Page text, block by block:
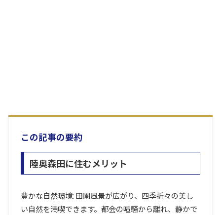
この記事の要約
陸奥森田に住むメリット
豊かな自然環境: 田園風景が広がり、四季折々の美し
い自然を満喫できます。都会の喧騒から離れ、静かで